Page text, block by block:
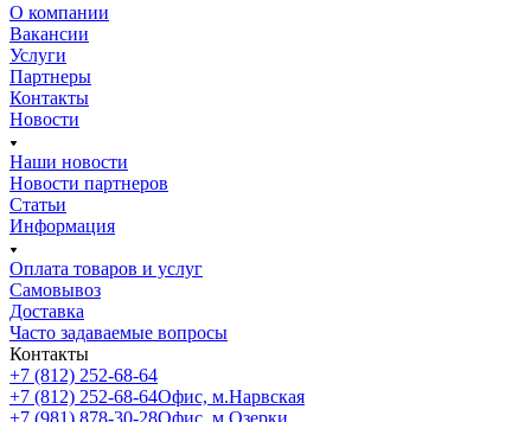
О компании
Вакансии
Услуги
Партнеры
Контакты
Новости
Наши новости
Новости партнеров
Статьи
Информация
Оплата товаров и услуг
Самовывоз
Доставка
Часто задаваемые вопросы
Контакты
+7 (812) 252-68-64
+7 (812) 252-68-64Офис, м.Нарвская
+7 (981) 878-30-28Офис, м.Озерки